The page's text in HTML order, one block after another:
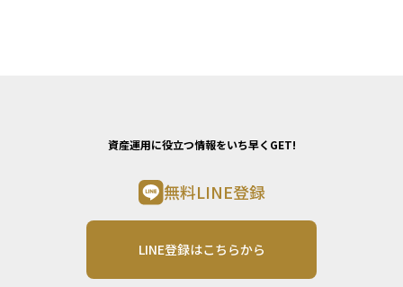
資産運用に役立つ情報をいち早くGET!
無料LINE登録
LINE登録はこちらから